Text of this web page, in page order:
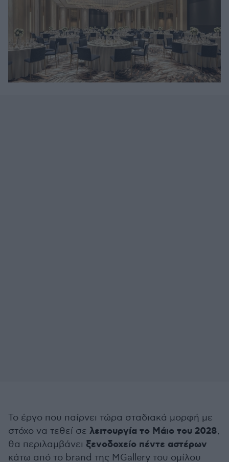
Το έργο που παίρνει τώρα σταδιακά μορφή με
στόχο να τεθεί σε λειτουργία το Μάιο του 2028,
θα περιλαμβάνει ξενοδοχείο πέντε αστέρων
κάτω από το brand της MGallery του ομίλου